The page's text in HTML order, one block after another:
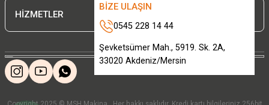
Gönder
HİZMETLER
BİZE ULAŞIN
0545 228 14 44
Şevketsümer Mah., 5919. Sk. 2A,
33020 Akdeniz/Mersin